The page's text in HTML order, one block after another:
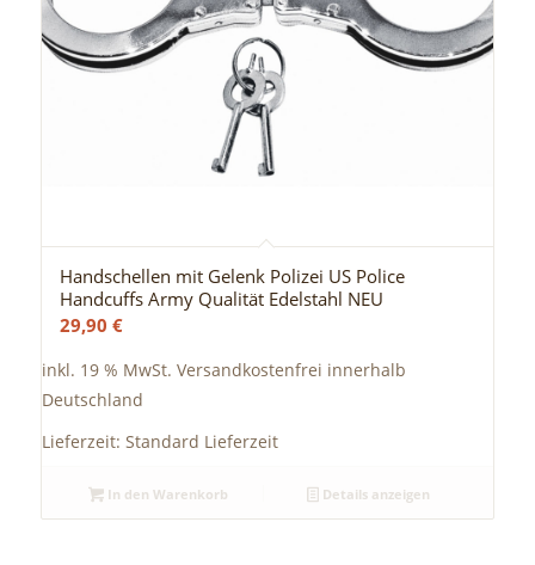
Handschellen mit Gelenk Polizei US Police
Handcuffs Army Qualität Edelstahl NEU
29,90 €
inkl. 19 % MwSt. Versandkostenfrei innerhalb
Deutschland
Lieferzeit: Standard Lieferzeit
In den Warenkorb Details anzeigen